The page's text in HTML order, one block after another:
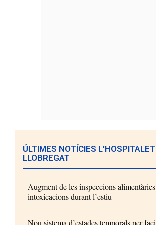
ÚLTIMES NOTÍCIES
LLOBREGAT
Augment de les inspeccions
intoxicacions durant l’estiu
Nou sistema d’estades temporals per